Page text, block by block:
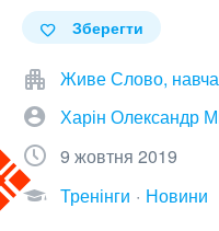
Зберегти
Живе Слово,
Харін Олександр
9 жовтня 2019
Тренінги
Новини